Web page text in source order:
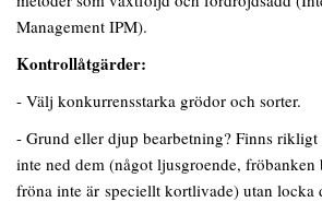
Management IPM).
Kontrollåtgärder:
- Välj konkurrensstarka grödor och sorter.
- Grund eller djup bearbetning? Finns
inte ned dem (något ljusgroende, fröbanken
fröna inte är speciellt kortlivade) utan locka